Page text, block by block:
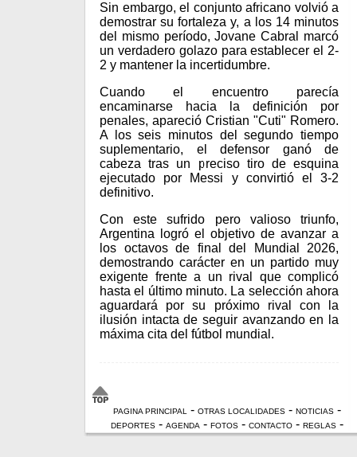
Sin embargo, el conjunto africano volvió a
demostrar su fortaleza y, a los 14 minutos
del mismo período, Jovane Cabral marcó
un verdadero golazo para establecer el 2-
2 y mantener la incertidumbre.
Cuando el encuentro parecía
encaminarse hacia la definición por
penales, apareció Cristian "Cuti" Romero.
A los seis minutos del segundo tiempo
suplementario, el defensor ganó de
cabeza tras un preciso tiro de esquina
ejecutado por Messi y convirtió el 3-2
definitivo.
Con este sufrido pero valioso triunfo,
Argentina logró el objetivo de avanzar a
los octavos de final del Mundial 2026,
demostrando carácter en un partido muy
exigente frente a un rival que complicó
hasta el último minuto. La selección ahora
aguardará por su próximo rival con la
ilusión intacta de seguir avanzando en la
máxima cita del fútbol mundial.
PAGINA PRINCIPAL - OTRAS LOCALIDADES - NOTICIAS -
DEPORTES - AGENDA - FOTOS - CONTACTO - REGLAS -